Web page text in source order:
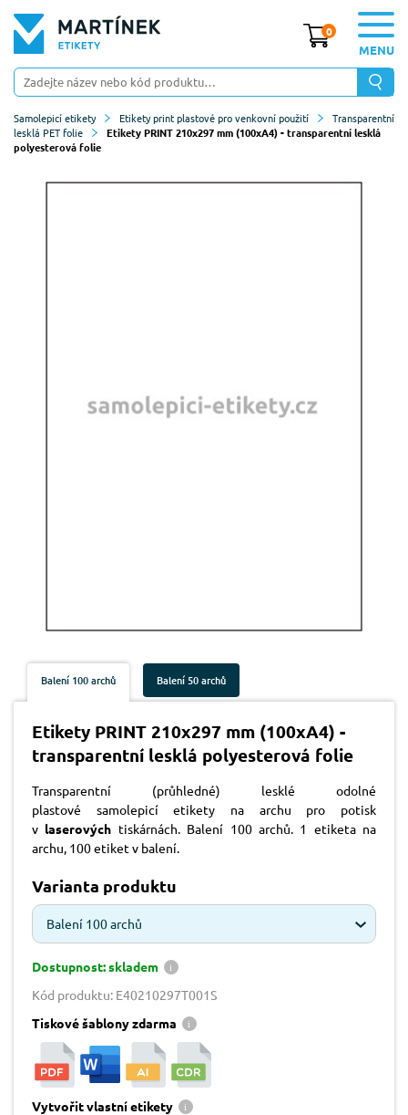
0
MENU
Samolepicí etikety Etikety print plastové pro venkovní použití
Transparentní
lesklá PET folie
Etikety PRINT 210x297 mm (100xA4) - transparentní lesklá
polyesterová folie
Balení 100 archů Balení 50 archů
Etikety PRINT 210x297 mm (100xA4) -
transparentní lesklá polyesterová folie
Transparentní (průhledné) lesklé odolné
plastové samolepicí etikety na archu pro potisk
v laserových tiskárnách. Balení 100 archů. 1 etiketa na
archu, 100 etiket v balení.
Varianta produktu
Balení 100 archů
Dostupnost: skladem
Kód produktu: E40210297T001S
Tiskové šablony zdarma
Vytvořit vlastní etikety